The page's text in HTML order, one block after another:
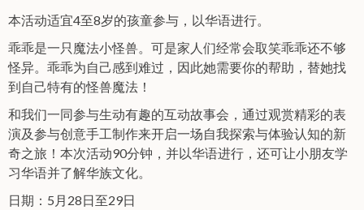
本活动适宜4至8岁的孩童参与，以华语进行。
乖乖是一只魔法小怪兽。可是家人们经常会取笑乖乖还不够
怪异。乖乖为自己感到难过，因此她需要你的帮助，替她找
到自己特有的怪兽魔法！
和我们一同参与生动有趣的互动故事会，通过观赏精彩的表
演及参与创意手工制作来开启一场自我探索与体验认知的新
奇之旅！本次活动90分钟，并以华语进行，还可让小朋友学
习华语并了解华族文化。
日期：5月28日至29日